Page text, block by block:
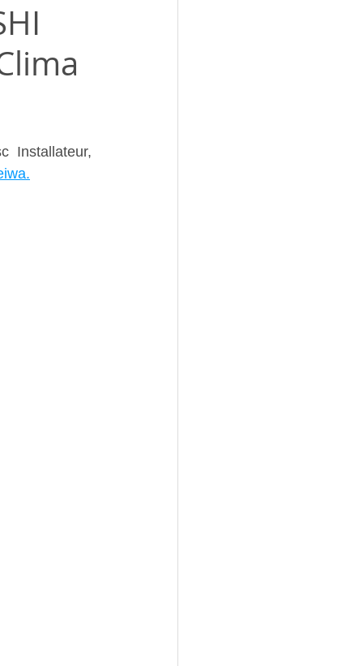
Installateur,